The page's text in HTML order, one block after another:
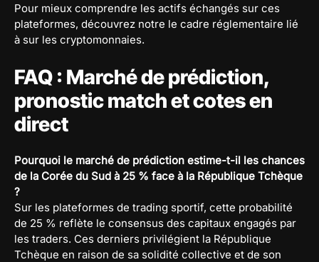
Pour mieux comprendre les actifs échangés sur ces
plateformes, découvrez notre le cadre réglementaire lié
à sur les cryptomonnaies.
FAQ : Marché de prédiction,
pronostic match et cotes en
direct
Pourquoi le marché de prédiction estime-t-il les chances
de la Corée du Sud à 25 % face à la République Tchèque
?
Sur les plateformes de trading sportif, cette probabilité
de 25 % reflète le consensus des capitaux engagés par
les traders. Ces derniers privilégient la République
Tchèque en raison de sa solidité collective et de son